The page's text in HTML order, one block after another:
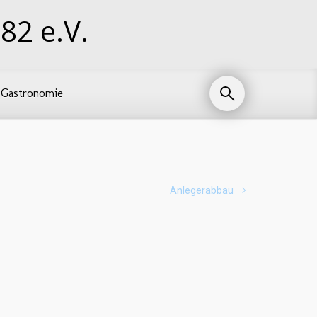
e.V.
Gastronomie
Anlegerabbau